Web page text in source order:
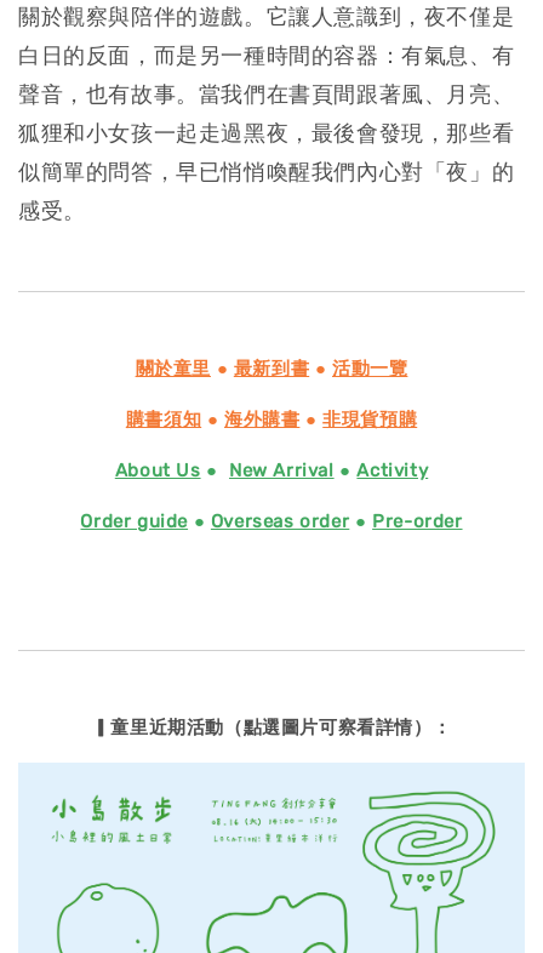
關於觀察與陪伴的遊戲。它讓人意識到，夜不僅是
白日的反面，而是另一種時間的容器：有氣息、有
聲音，也有故事。當我們在書頁間跟著風、月亮、
狐狸和小女孩一起走過黑夜，最後會發現，那些看
似簡單的問答，早已悄悄喚醒我們內心對「夜」的
感受。
關於童里 ● 最新到書 ●活動一覽
購書須知 ● 海外購書 ●非現貨預購
About Us ● New Arrival ●Activity
Order guide ● Overseas order● Pre-order
▎童里近期活動（點選圖片可察看詳情）：